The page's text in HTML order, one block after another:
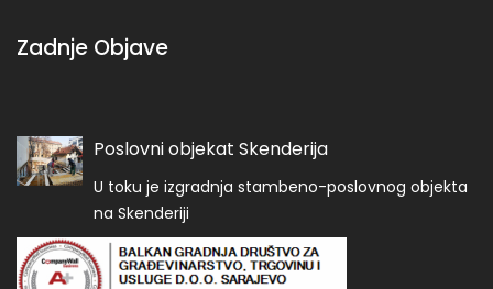
Zadnje Objave
Poslovni objekat Skenderija
U toku je izgradnja stambeno-poslovnog objekta
na Skenderiji